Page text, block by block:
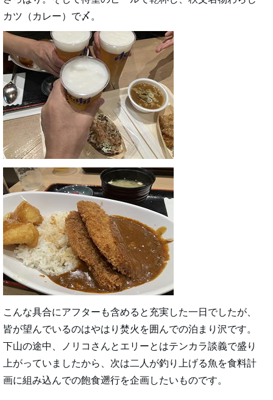
カツ（カレー）で〆。
こんな具合にアフターも含めると充実した一日でしたが、
皆が望んでいるのはやはり焚火を囲んでの泊まり沢です。
下山の途中、ノリコさんとエリーとはテンカラ談義で盛り
上がっていましたから、次は二人が釣り上げる魚を食料計
画に組み込んでの飽食遡行を企画したいものです。